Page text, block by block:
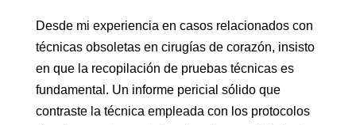
Desde mi experiencia en casos relacionados con
técnicas obsoletas en cirugías de corazón, insisto
en que la recopilación de pruebas técnicas es
fundamental. Un informe pericial sólido que
contraste la técnica empleada con los protocolos